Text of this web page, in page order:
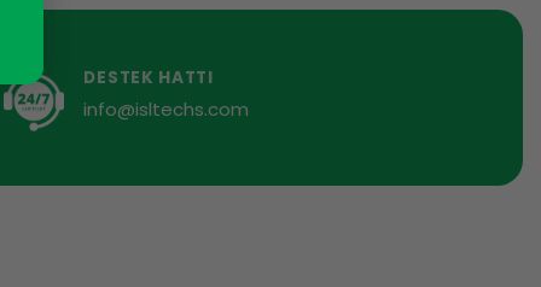
DESTEK HATTI
info@isltechs.com